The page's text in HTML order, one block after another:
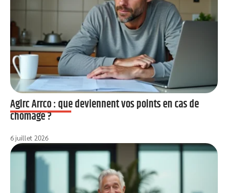
Agirc Arrco : que deviennent vos points en cas de
chômage ?
6 juillet 2026